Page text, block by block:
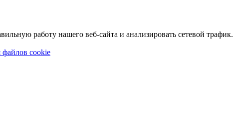
работу нашего веб-сайта и анализировать сетевой трафик.
файлов cookie